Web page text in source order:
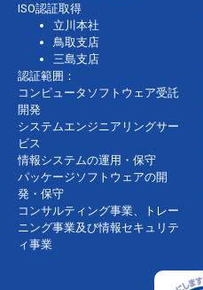
ISO認証取得
立川本社
鳥取支店
三島支店
認証範囲：
コンピュータソフトウェア受託
開発
システムエンジニアリングサー
ビス
情報システムの運用・保守
パッケージソフトウェアの開
発・保守
コンサルティング事業、トレー
ニング事業及び情報セキュリテ
ィ事業